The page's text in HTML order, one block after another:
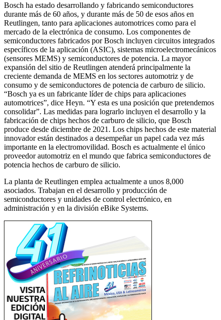
Bosch ha estado desarrollando y fabricando semiconductores
durante más de 60 años, y durante más de 50 de esos años en
Reutlingen, tanto para aplicaciones automotrices como para el
mercado de la electrónica de consumo. Los componentes de
semiconductores fabricados por Bosch incluyen circuitos integrados
específicos de la aplicación (ASIC), sistemas microelectromecánicos
(sensores MEMS) y semiconductores de potencia. La mayor
expansión del sitio de Reutlingen atenderá principalmente la
creciente demanda de MEMS en los sectores automotriz y de
consumo y de semiconductores de potencia de carburo de silicio.
“Bosch ya es un fabricante líder de chips para aplicaciones
automotrices”, dice Heyn. “Y esta es una posición que pretendemos
consolidar”. Las medidas para lograrlo incluyen el desarrollo y la
fabricación de chips hechos de carburo de silicio, que Bosch
produce desde diciembre de 2021. Los chips hechos de este material
innovador están destinados a desempeñar un papel cada vez más
importante en la electromovilidad. Bosch es actualmente el único
proveedor automotriz en el mundo que fabrica semiconductores de
potencia hechos de carburo de silicio.
La planta de Reutlingen emplea actualmente a unos 8,000
asociados. Trabajan en el desarrollo y producción de
semiconductores y unidades de control electrónico, en
administración y en la división eBike Systems.